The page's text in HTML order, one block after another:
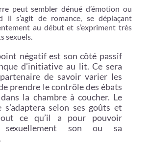
peut sembler dénué d’émotion ou
il s’agit de romance, se déplaçant
au début et s’expriment très
sexuels.
négatif est son côté passif
d’initiative au lit. Ce sera
de savoir varier les
prendre le contrôle des ébats
la chambre à coucher. Le
s’adaptera selon ses goûts et
ce qu’il a pour pouvoir
sexuellement son ou sa